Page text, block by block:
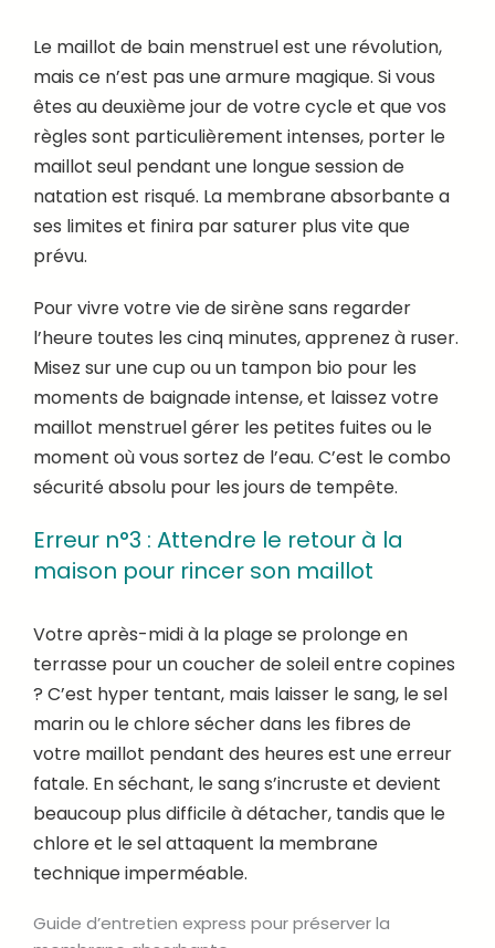
Le maillot de bain menstruel est une révolution,
mais ce n’est pas une armure magique. Si vous
êtes au deuxième jour de votre cycle et que vos
règles sont particulièrement intenses, porter le
maillot seul pendant une longue session de
natation est risqué. La membrane absorbante a
ses limites et finira par saturer plus vite que
prévu.
Pour vivre votre vie de sirène sans regarder
l’heure toutes les cinq minutes, apprenez à ruser.
Misez sur une cup ou un tampon bio pour les
moments de baignade intense, et laissez votre
maillot menstruel gérer les petites fuites ou le
moment où vous sortez de l’eau. C’est le combo
sécurité absolu pour les jours de tempête.
Erreur n°3 : Attendre le retour à la
maison pour rincer son maillot
Votre après-midi à la plage se prolonge en
terrasse pour un coucher de soleil entre copines
? C’est hyper tentant, mais laisser le sang, le sel
marin ou le chlore sécher dans les fibres de
votre maillot pendant des heures est une erreur
fatale. En séchant, le sang s’incruste et devient
beaucoup plus difficile à détacher, tandis que le
chlore et le sel attaquent la membrane
technique imperméable.
Guide d’entretien express pour préserver la